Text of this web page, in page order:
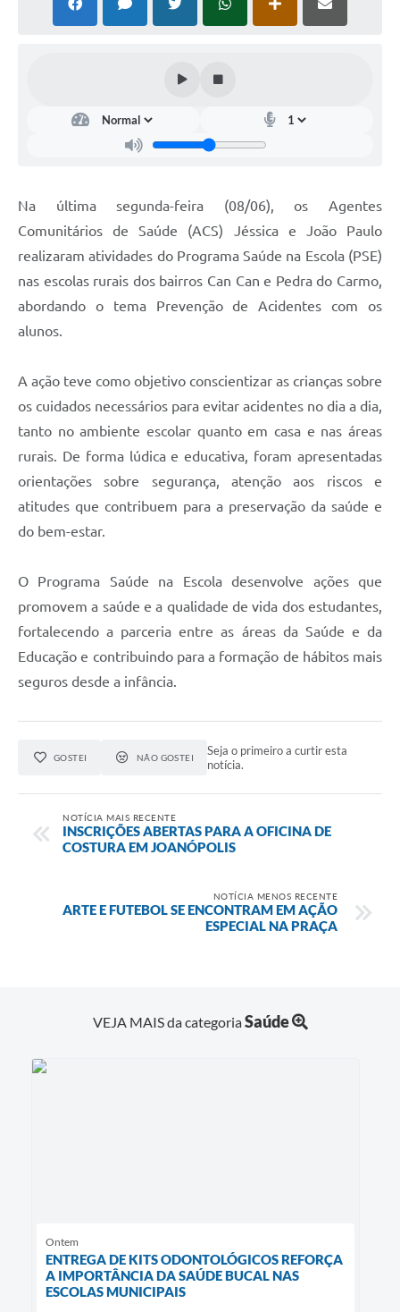
Na última segunda-feira (08/06), os Agentes
Comunitários de Saúde (ACS) Jéssica e João Paulo
realizaram atividades do Programa Saúde na Escola (PSE)
nas escolas rurais dos bairros Can Can e Pedra do Carmo,
abordando o tema Prevenção de Acidentes com os
alunos.
A ação teve como objetivo conscientizar as crianças sobre
os cuidados necessários para evitar acidentes no dia a dia,
tanto no ambiente escolar quanto em casa e nas áreas
rurais. De forma lúdica e educativa, foram apresentadas
orientações sobre segurança, atenção aos riscos e
atitudes que contribuem para a preservação da saúde e
do bem-estar.
O Programa Saúde na Escola desenvolve ações que
promovem a saúde e a qualidade de vida dos estudantes,
fortalecendo a parceria entre as áreas da Saúde e da
Educação e contribuindo para a formação de hábitos mais
seguros desde a infância.
GOSTEI NÃO GOSTEI
Seja o primeiro a curtir esta
notícia.
NOTÍCIA MAIS RECENTE
INSCRIÇÕES ABERTAS PARA A OFICINA DE
COSTURA EM JOANÓPOLIS
NOTÍCIA MENOS RECENTE
ARTE E FUTEBOL SE ENCONTRAM EM AÇÃO
ESPECIAL NA PRAÇA
VEJA MAIS da categoriaSaúde
Ontem
ENTREGA DE KITS ODONTOLÓGICOS REFORÇA
A IMPORTÂNCIA DA SAÚDE BUCAL NAS
ESCOLAS MUNICIPAIS